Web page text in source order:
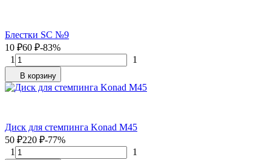
Блестки SC №9
10 ₽60 ₽-83%
1
1
В корзину
Диск для стемпинга Konad M45
50 ₽220 ₽-77%
1
1